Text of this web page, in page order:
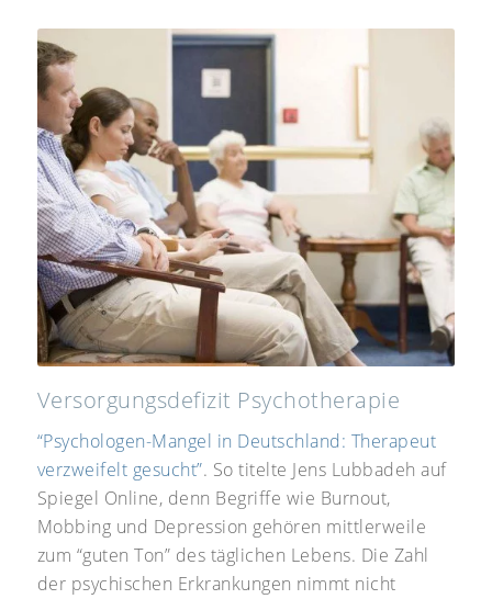
Versorgungsdefizit Psychotherapie
“Psychologen-Mangel in Deutschland: Therapeut
verzweifelt gesucht”. So titelte Jens Lubbadeh auf
Spiegel Online, denn Begriffe wie Burnout,
Mobbing und Depression gehören mittlerweile
zum “guten Ton” des täglichen Lebens. Die Zahl
der psychischen Erkrankungen nimmt nicht